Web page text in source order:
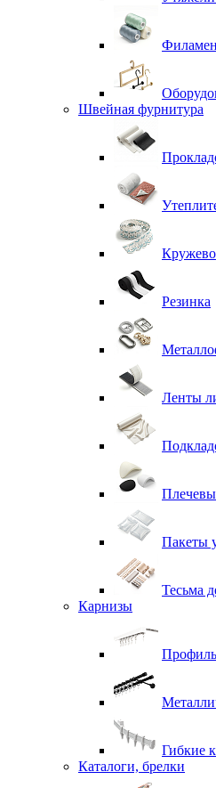
Швейная фурнитура
Кружево
Резинка
Ленты
Пакеты
Тесьма
Карнизы
Гибкие
Каталоги, брелки